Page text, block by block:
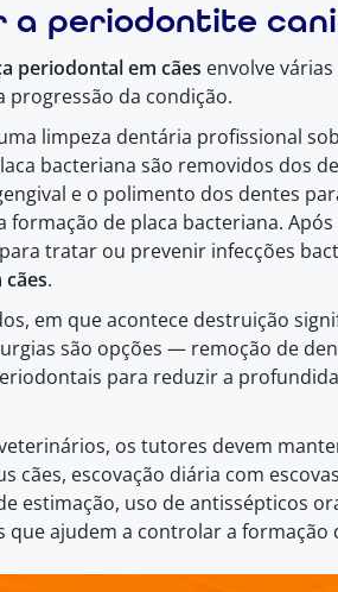
periodontite
periodontal em cães envolve
progressão da condição.
limpeza dentária profissional
bacteriana são removidos dos
e o polimento dos dentes
formação de placa bacteriana.
tratar ou prevenir infecções
.
em que acontece destruição
são opções — remoção de
para reduzir a
os tutores devem
cães, escovação diária com
estimação, uso de antissépticos
ajudem a controlar a formação